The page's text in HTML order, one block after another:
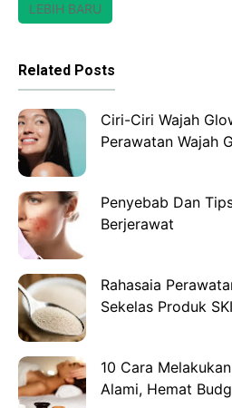
LEBIH BARU
Related Posts
Ciri-Ciri Wajah
Perawatan Wajah
Penyebab Dan
Berjerawat
Rahasaia
Sekelas Produk
10 Cara
Alami, Hemat